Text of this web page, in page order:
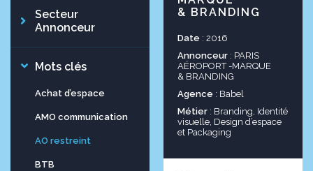
Secteur
Annonceur
Mots clés
Achat d’espace
AMO communication
AO restreint
BTB
& BRANDING
Date : 2016
Annonceur : PARIS
AÉROPORT -MARQUE
& BRANDING
Agence : Babel
Métier : Branding, Identité
visuelle, Design d’espace
et Packaging